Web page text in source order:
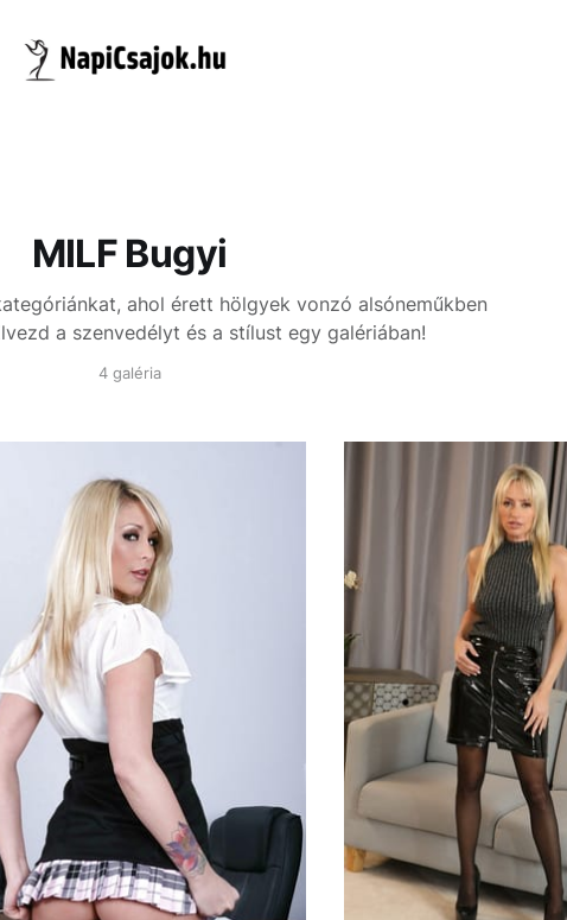
MILF Bugyi
ahol érett hölgyek vonzó alsóneműkben
a szenvedélyt és a stílust egy galériában!
4 galéria